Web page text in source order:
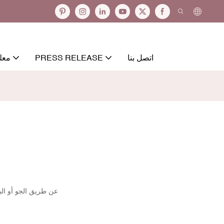
PRESS RELEASE اتصل بنا
عن طريق الجو أو